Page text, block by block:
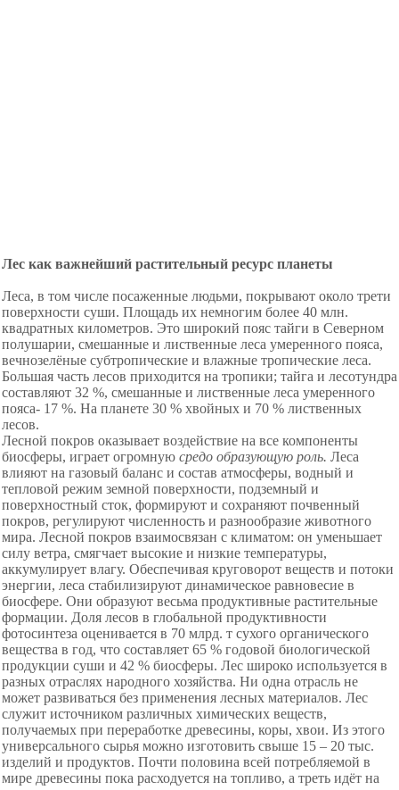
Лес как важнейший растительный ресурс планеты
Леса, в том числе посаженные людьми, покрывают около трети
поверхности суши. Площадь их немногим более 40 млн.
квадратных километров. Это широкий пояс тайги в Северном
полушарии, смешанные и лиственные леса умеренного пояса,
вечнозелёные субтропические и влажные тропические леса.
Большая часть лесов приходится на тропики; тайга и лесотундра
составляют 32 %, смешанные и лиственные леса умеренного
пояса- 17 %. На планете 30 % хвойных и 70 % лиственных
лесов.
Лесной покров оказывает воздействие на все компоненты
биосферы, играет огромную средо образующую роль. Леса
влияют на газовый баланс и состав атмосферы, водный и
тепловой режим земной поверхности, подземный и
поверхностный сток, формируют и сохраняют почвенный
покров, регулируют численность и разнообразие животного
мира. Лесной покров взаимосвязан с климатом: он уменьшает
силу ветра, смягчает высокие и низкие температуры,
аккумулирует влагу. Обеспечивая круговорот веществ и потоки
энергии, леса стабилизируют динамическое равновесие в
биосфере. Они образуют весьма продуктивные растительные
формации. Доля лесов в глобальной продуктивности
фотосинтеза оценивается в 70 млрд. т сухого органического
вещества в год, что составляет 65 % годовой биологической
продукции суши и 42 % биосферы. Лес широко используется в
разных отраслях народного хозяйства. Ни одна отрасль не
может развиваться без применения лесных материалов. Лес
служит источником различных химических веществ,
получаемых при переработке древесины, коры, хвои. Из этого
универсального сырья можно изготовить свыше 15 – 20 тыс.
изделий и продуктов. Почти половина всей потребляемой в
мире древесины пока расходуется на топливо, а треть идёт на